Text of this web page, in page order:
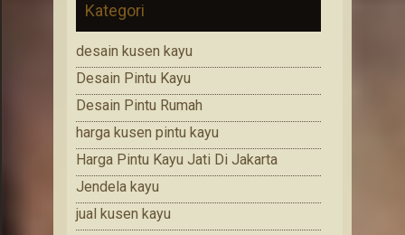
Kategori
desain kusen kayu
Desain Pintu Kayu
Desain Pintu Rumah
harga kusen pintu kayu
Harga Pintu Kayu Jati Di Jakarta
Jendela kayu
jual kusen kayu